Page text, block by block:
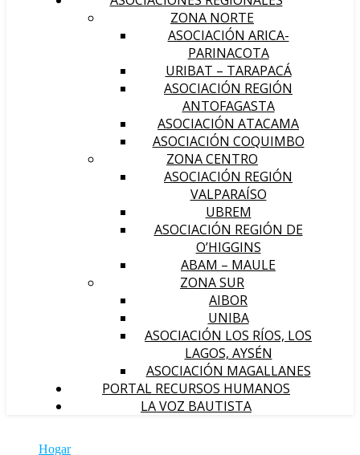
ZONA NORTE
ASOCIACIÓN ARICA-
PARINACOTA
URIBAT – TARAPACÁ
ASOCIACIÓN REGIÓN
ANTOFAGASTA
ASOCIACIÓN ATACAMA
ASOCIACIÓN COQUIMBO
ZONA CENTRO
ASOCIACIÓN REGIÓN
VALPARAÍSO
UBREM
ASOCIACIÓN REGIÓN DE
O’HIGGINS
ABAM – MAULE
ZONA SUR
AIBOR
UNIBA
ASOCIACIÓN LOS RÍOS, LOS
LAGOS, AYSÉN
ASOCIACIÓN MAGALLANES
PORTAL RECURSOS HUMANOS
LA VOZ BAUTISTA
Hogar